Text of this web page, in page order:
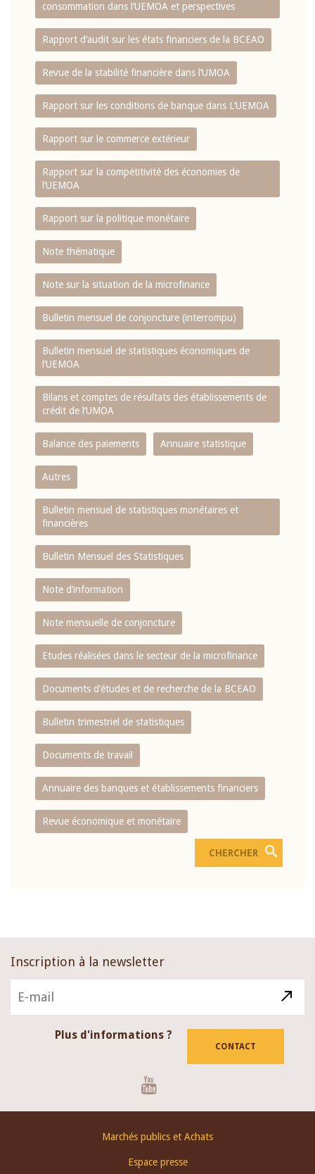
consommation dans l‘UEMOA et perspectives
Rapport d‘audit sur les états financiers de la BCEAO
Revue de la stabilité financière dans l‘UMOA
Rapport sur les conditions de banque dans L‘UEMOA
Rapport sur le commerce extérieur
Rapport sur la compétitivité des économies de
l‘UEMOA
Rapport sur la politique monétaire
Note thématique
Note sur la situation de la microfinance
Bulletin mensuel de conjoncture (interrompu)
Bulletin mensuel de statistiques économiques de
l‘UEMOA
Bilans et comptes de résultats des établissements de
crédit de l‘UMOA
Balance des paiements Annuaire statistique
Autres
Bulletin mensuel de statistiques monétaires et
financières
Bulletin Mensuel des Statistiques
Note d’information
Note mensuelle de conjoncture
Etudes réalisées dans le secteur de la microfinance
Documents d’études et de recherche de la BCEAO
Bulletin trimestriel de statistiques
Documents de travail
Annuaire des banques et établissements financiers
Revue économique et monétaire
Inscription à la newsletter
Plus d'informations ?
CONTACT
Marchés publics et Achats
Espace presse